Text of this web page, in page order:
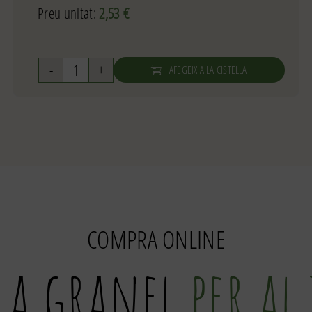
Preu unitat: 2,53 €
quantitat
AFEGEIX A LA CISTELLA
COMPRA ONLINE